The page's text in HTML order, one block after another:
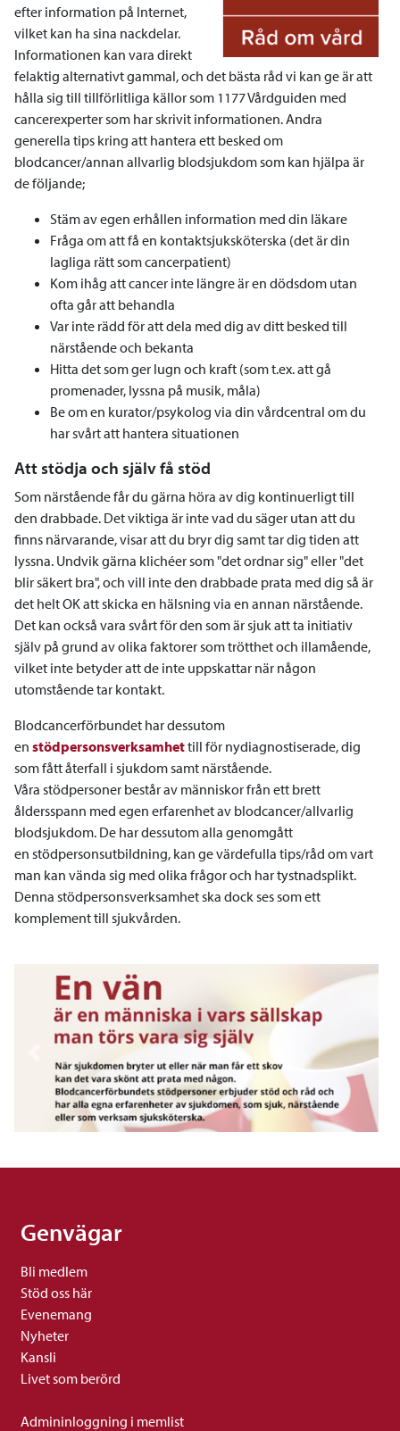
efter information på Internet,
vilket kan ha sina nackdelar.
Informationen kan vara direkt
felaktig alternativt gammal, och det bästa råd vi kan ge är att
hålla sig till tillförlitliga källor som 1177 Vårdguiden med
cancerexperter som har skrivit informationen. Andra
generella tips kring att hantera ett besked om
blodcancer/annan allvarlig blodsjukdom som kan hjälpa är
de följande;
Stäm av egen erhållen information med din läkare
Fråga om att få en kontaktsjuksköterska (det är din
lagliga rätt som cancerpatient)
Kom ihåg att cancer inte längre är en dödsdom utan
ofta går att behandla
Var inte rädd för att dela med dig av ditt besked till
närstående och bekanta
Hitta det som ger lugn och kraft (som t.ex. att gå
promenader, lyssna på musik, måla)
Be om en kurator/psykolog via din vårdcentral om du
har svårt att hantera situationen
Att stödja och själv få stöd
Som närstående får du gärna höra av dig kontinuerligt till
den drabbade. Det viktiga är inte vad du säger utan att du
finns närvarande, visar att du bryr dig samt tar dig tiden att
lyssna. Undvik gärna klichéer som "det ordnar sig" eller "det
blir säkert bra", och vill inte den drabbade prata med dig så är
det helt OK att skicka en hälsning via en annan närstående.
Det kan också vara svårt för den som är sjuk att ta initiativ
själv på grund av olika faktorer som trötthet och illamående,
vilket inte betyder att de inte uppskattar när någon
utomstående tar kontakt.
Blodcancerförbundet har dessutom
en stödpersonsverksamhettill för nydiagnostiserade, dig
som fått återfall i sjukdom samt närstående.
Våra stödpersoner består av människor från ett brett
åldersspann med egen erfarenhet av blodcancer/allvarlig
blodsjukdom. De har dessutom alla genomgått
en stödpersonsutbildning, kan ge värdefulla tips/råd om vart
man kan vända sig med olika frågor och har tystnadsplikt.
Denna stödpersonsverksamhet ska dock ses som ett
komplement till sjukvården.
Genvägar
Bli medlem
Stöd oss här
Evenemang
Nyheter
Kansli
Livet som berörd
Admininloggning i memlist